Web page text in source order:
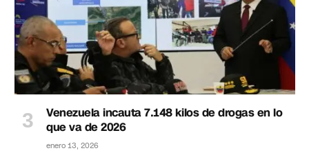
Venezuela incauta 7.148 kilos de drogas en lo
que va de 2026
enero 13, 2026